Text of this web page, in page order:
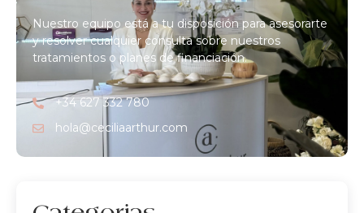
Nuestro equipo está a tu disposición para asesorarte
y resolver cualquier consulta sobre nuestros
tratamientos o planes de financiación.
+34 627 332 780
hola@ceciliaarthur.com